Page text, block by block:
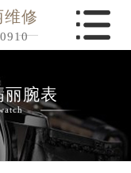
维修
丽腕表